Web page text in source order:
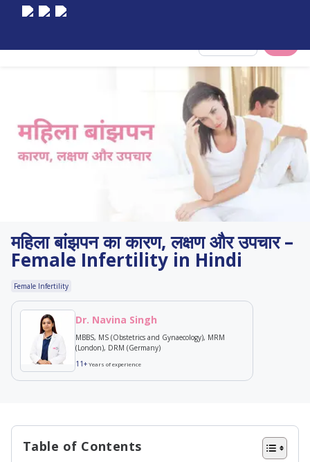
महिला बांझपन का कारण, लक्षण और उपचार –
Female Infertility in Hindi
Female Infertility
Dr. Navina Singh
MBBS, MS (Obstetrics and Gynaecology), MRM
(London), DRM (Germany)
11+Years of experience
Table of Contents